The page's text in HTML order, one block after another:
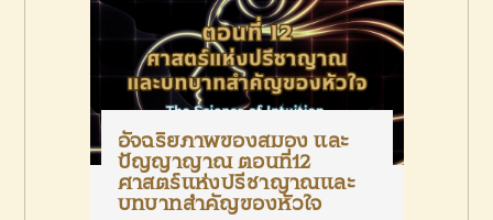
อัจฉริยภาพของสมอง และ
ปัญญาญาณ ตอนที่12
ศาสตร์แห่งปรีชาญาณและ
บทบาทสำคัญของหัวใจ